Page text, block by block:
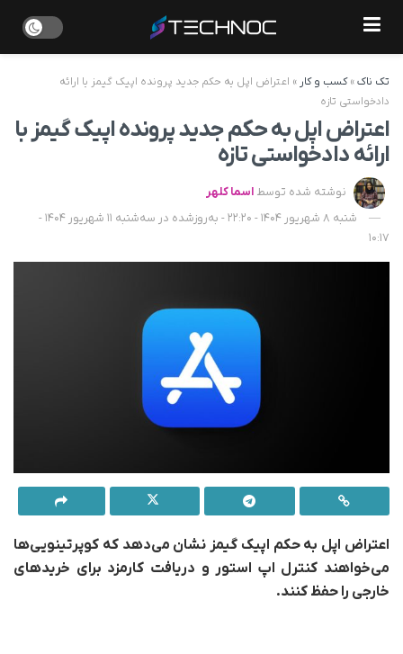
تک ناک»کسب و کار » اعتراض اپل به حکم جدید پرونده اپیک گیمز با ارائه
دادخواستی تازه
اعتراض اپل به حکم جدید پرونده اپیک گیمز با
ارائه دادخواستی تازه
نوشته شده توسط اسما کلهر
شنبه 8 شهریور 1404 - 22:20 - به‌روزشده در سه‌شنبه 11 شهریور 1404 -
10:17
اعتراض اپل به حکم اپیک گیمز نشان می‌دهد که کوپرتینویی‌ها
می‌خواهند کنترل اپ استور و دریافت کارمزد برای خریدهای
خارجی را حفظ کنند.